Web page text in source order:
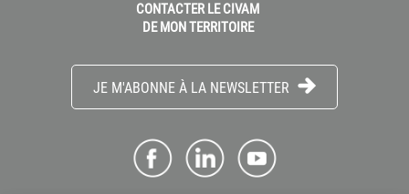
CONTACTER LE CIVAM
DE MON TERRITOIRE
JE M'ABONNE À LA NEWSLETTER